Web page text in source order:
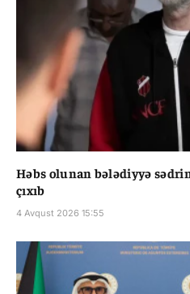
Həbs olunan bələdiyyə
çıxıb
4 Avqust 2026 15:55